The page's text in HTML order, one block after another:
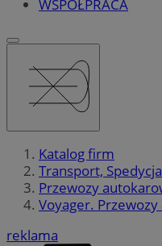
WSPÓŁPRACA
Katalog firm
Transport, Spedycja
Przewozy
Voyager.
reklama